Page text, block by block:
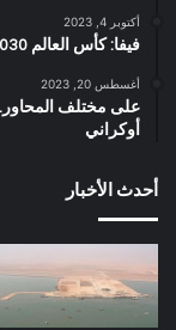
أكتوبر 4, 2023
فيفا: كأس العالم 2030 سيكون مشترك بين المغرب وإسبانيا والبرتغال
أغسطس 20, 2023
أوكراني
أحدث الأخبار